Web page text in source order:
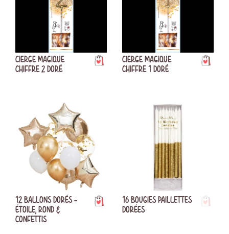
CIERGE MAGIQUE
CHIFFRE 2 DORÉ
CIERGE MAGIQUE
CHIFFRE 1 DORÉ
12 BALLONS DORÉS -
ÉTOILE, ROND &
CONFETTIS
16 BOUGIES PAILLETTES
DORÉES